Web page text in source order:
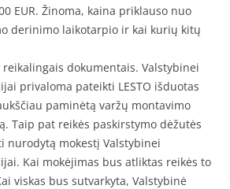
EUR. Žinoma, kaina priklauso nuo
derinimo laikotarpio ir kai kurių kitų
dokumentais. Valstybinei
privaloma pateikti LESTO išduotas
paminėtą varžų montavimo
Taip pat reikės paskirstymo dėžutės
nurodytą mokestį Valstybinei
Kai mokėjimas bus atliktas reikės to
viskas bus sutvarkyta, Valstybinė